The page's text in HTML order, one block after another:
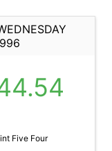
Five Four